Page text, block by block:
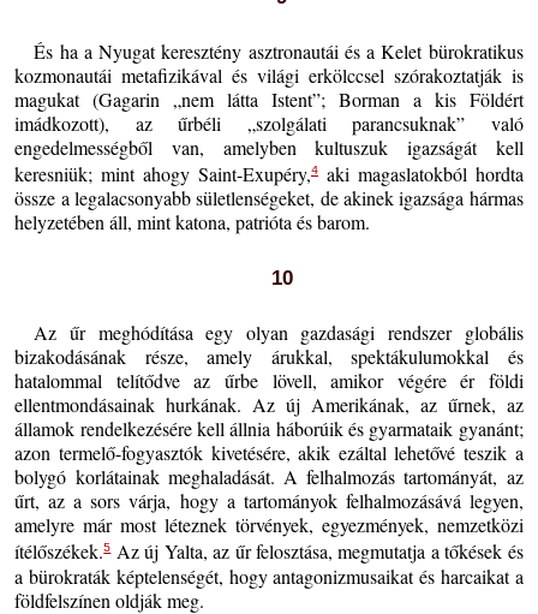
És ha a Nyugat keresztény asztronautái és a Kelet bürokratikus
kozmonautái metafizikával és világi erkölccsel szórakoztatják is
magukat (Gagarin „nem látta Istent”; Borman a kis Földért
imádkozott), az űrbéli „szolgálati parancsuknak” való
engedelmességből van, amelyben kultuszuk igazságát kell
keresniük; mint ahogy Saint-Exupéry,4
aki magaslatokból hordta
össze a legalacsonyabb sületlenségeket, de akinek igazsága hármas
helyzetében áll, mint katona, patrióta és barom.
10
Az űr meghódítása egy olyan gazdasági rendszer globális
bizakodásának része, amely árukkal, spektákulumokkal és
hatalommal telítődve az űrbe lövell, amikor végére ér földi
ellentmondásainak hurkának. Az új Amerikának, az űrnek, az
államok rendelkezésére kell állnia háborúik és gyarmataik gyanánt;
azon termelő-fogyasztók kivetésére, akik ezáltal lehetővé teszik a
bolygó korlátainak meghaladását. A felhalmozás tartományát, az
űrt, az a sors várja, hogy a tartományok felhalmozásává legyen,
amelyre már most léteznek törvények, egyezmények, nemzetközi
ítélőszékek.5Az új Yalta, az űr felosztása, megmutatja a tőkések és
a bürokraták képtelenségét, hogy antagonizmusaikat és harcaikat a
földfelszínen oldják meg.